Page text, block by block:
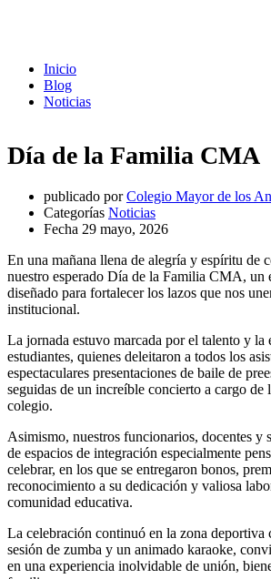
Inicio
Blog
Noticias
Día de la Familia CMA
publicado por Colegio Mayor de los
Categorías Noticias
Fecha 29 mayo, 2026
En una mañana llena de alegría y espíritu de
nuestro esperado Día de la Familia CMA, un
diseñado para fortalecer los lazos que nos
institucional.
La jornada estuvo marcada por el talento y la
estudiantes, quienes deleitaron a todos los
espectaculares presentaciones de baile de
seguidas de un increíble concierto a cargo de
colegio.
Asimismo, nuestros funcionarios, docentes y
de espacios de integración especialmente
celebrar, en los que se entregaron bonos,
reconocimiento a su dedicación y valiosa
comunidad educativa.
La celebración continuó en la zona deportiva
sesión de zumba y un animado karaoke,
en una experiencia inolvidable de unión,